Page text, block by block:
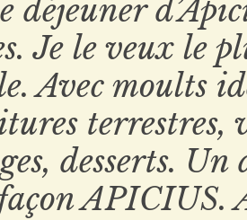
déjeuner
Je le veux le
Avec moults
terrestres,
desserts.
APICIUS.